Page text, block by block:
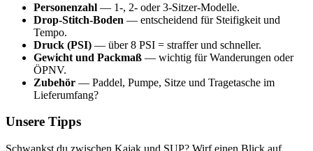
Personenzahl — 1-, 2- oder 3-Sitzer-Modelle.
Drop-Stitch-Boden — entscheidend für Steifigkeit und
Tempo.
Druck (PSI) — über 8 PSI = straffer und schneller.
Gewicht und Packmaß — wichtig für Wanderungen oder
ÖPNV.
Zubehör — Paddel, Pumpe, Sitze und Tragetasche im
Lieferumfang?
Unsere Tipps
Schwankst du zwischen Kajak und SUP? Wirf einen Blick auf